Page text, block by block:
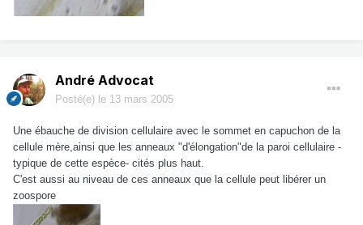
André Advocat
Posté(e) le 13 mars 2005
Une ébauche de division cellulaire avec le sommet en capuchon de la
cellule mère,ainsi que les anneaux "d'élongation"de la paroi cellulaire -
typique de cette espèce- cités plus haut.
C'est aussi au niveau de ces anneaux que la cellule peut libérer un
zoospore